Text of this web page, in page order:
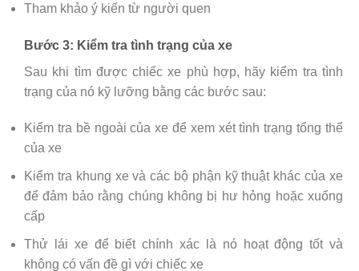
Tham khảo ý kiến từ người quen
Bước 3: Kiểm tra tình trạng của xe
Sau khi tìm được chiếc xe phù hợp, hãy kiểm tra tình
trạng của nó kỹ lưỡng bằng các bước sau:
Kiểm tra bề ngoài của xe để xem xét tình trạng tổng thể
của xe
Kiểm tra khung xe và các bộ phận kỹ thuật khác của xe
để đảm bảo rằng chúng không bị hư hỏng hoặc xuống
cấp
Thử lái xe để biết chính xác là nó hoạt động tốt và
không có vấn đề gì với chiếc xe